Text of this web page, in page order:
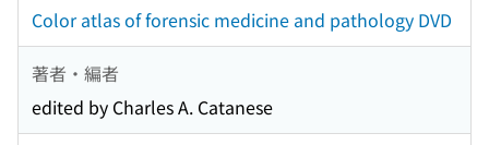
Color atlas of forensic medicine and pathology DVD
著者・編者
edited by Charles A. Catanese